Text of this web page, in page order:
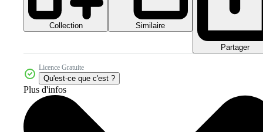
Collection Similaire
Partager
Licence Gratuite
Qu'est-ce que c'est ?
Plus d'infos